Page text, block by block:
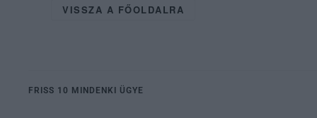
VISSZA A FŐOLDALRA
FRISS 10 MINDENKI ÜGYE